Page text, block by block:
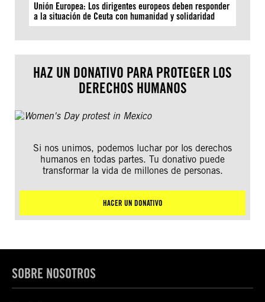
Unión Europea: Los dirigentes europeos deben responder
a la situación de Ceuta con humanidad y solidaridad
HAZ UN DONATIVO PARA PROTEGER LOS
DERECHOS HUMANOS
Si nos unimos, podemos luchar por los derechos
humanos en todas partes. Tu donativo puede
transformar la vida de millones de personas.
HACER UN DONATIVO
SOBRE NOSOTROS